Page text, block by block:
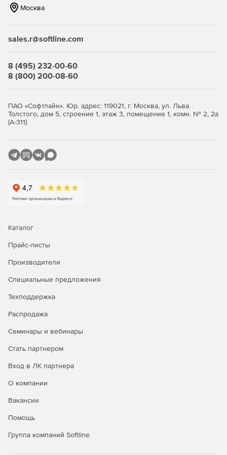
2D-чертежи и схемы формируются на основе модели –
табличном формате, можно настроить оформление в
Ключевые функции
nanoCAD BIM Строительство ускоряет проектирование и
импорт/экспорт данных в .dwg-формате.
Генерация конструкций общего назначения с учетом
Железобетонные конструкции
болтовых и сварных соединений.
соединений, пользовательских параметрических узлов.
наполнения библиотеки объектами со встроенной
Документирование
Получение 2D-проекции из информационной 3D-модели.
Москва
sales.r@softline.com
8 (495) 232-00-60
8 (800) 200-08-60
ПАО «Софтлайн». Юр. адрес: 119021, г. Москва, ул. Льва
Толстого, дом 5, строение 1, этаж 3, помещение 1, комн. № 2, 2а
(А-311)
Каталог
Прайс-листы
Производители
Специальные предложения
Техподдержка
Распродажа
Семинары и вебинары
Стать партнером
Вход в ЛК партнера
О компании
Вакансии
Помощь
Группа компаний Softline